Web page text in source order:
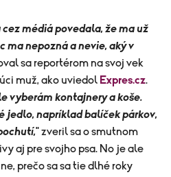
médiá povedala, že ma už
ma nepozná a nevie, aký v
sa reportérom na svoj vek
muž, ako uviedol Expres.cz.
vyberám kontajnery a koše.
jedlo, napríklad balíček párkov,
" zveril sa o smutnom
aj pre svojho psa. No je ale
prečo sa sa tie dlhé roky